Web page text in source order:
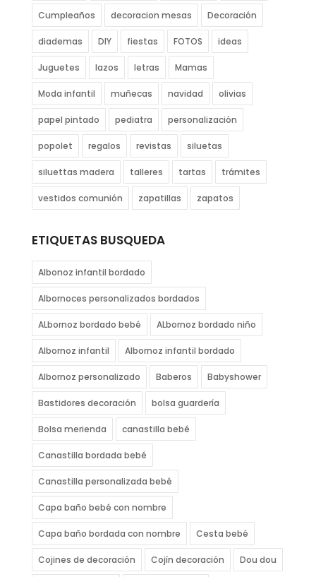
Cumpleaños decoracion mesas Decoración
diademas DIY fiestas FOTOS ideas
Juguetes lazos letras Mamas
Moda infantil muñecas navidad olivias
papel pintado pediatra personalización
popolet regalos revistas siluetas
siluettas madera talleres tartas trámites
vestidos comunión zapatillas zapatos
ETIQUETAS BUSQUEDA
Albonoz infantil bordado
Albornoces personalizados bordados
ALbornoz bordado bebé ALbornoz bordado niño
Albornoz infantil Albornoz infantil bordado
Albornoz personalizado Baberos Babyshower
Bastidores decoración bolsa guardería
Bolsa merienda canastilla bebé
Canastilla bordada bebé
Canastilla personalizada bebé
Capa baño bebé con nombre
Capa baño bordada con nombre Cesta bebé
Cojines de decoración Cojín decoración Dou dou